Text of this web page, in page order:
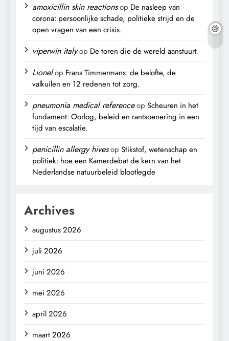
amoxicillin skin reactionsop De nasleep van
corona: persoonlijke schade, politieke strijd en de
open vragen van een crisis.
viperwin italyop De toren die de wereld aanstuurt.
Lionelop Frans Timmermans: de belofte, de
valkuilen en 12 redenen tot zorg.
pneumonia medical referenceop Scheuren in het
fundament: Oorlog, beleid en rantsoenering in een
tijd van escalatie.
penicillin allergy hivesop Stikstof, wetenschap en
politiek: hoe een Kamerdebat de kern van het
Nederlandse natuurbeleid blootlegde
Archives
augustus 2026
juli 2026
juni 2026
mei 2026
april 2026
maart 2026